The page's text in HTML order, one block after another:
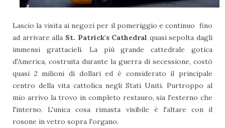
Lascio la visita ai negozi per il pomeriggio e continuo fino
ad arrivare alla St. Patrick's Cathedral quasi sepolta dagli
immensi grattacieli. La più grande cattedrale gotica
d'America, costruita durante la guerra di secessione, costò
quasi 2 milioni di dollari ed è considerato il principale
centro della vita cattolica negli Stati Uniti. Purtroppo al
mio arrivo la trovo in completo restauro, sia l'esterno che
l'interno. L'unica cosa rimasta visibile è l'altare con il
rosone in vetro sopra l'organo.